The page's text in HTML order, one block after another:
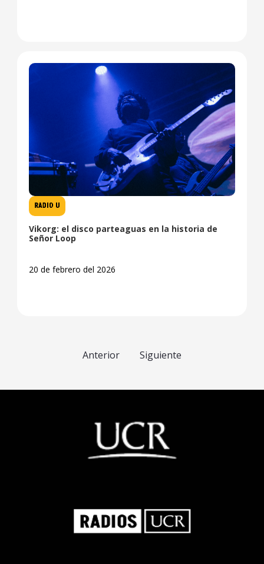
RADIO U
Vikorg: el disco parteaguas en la historia de
Señor Loop
20 de febrero del 2026
Anterior Siguiente